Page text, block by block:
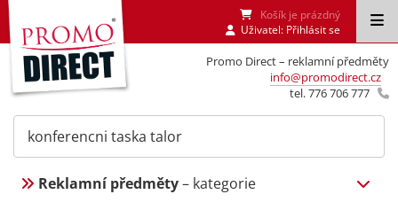
Promo Direct – reklamní předměty
info@promodirect.cz
tel. 776 706 777
Košík je prázdný
Uživatel: Přihlásit se
Reklamní předměty– kategorie